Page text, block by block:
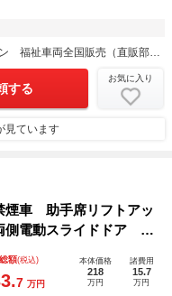
（株）オアシスジャパン 福祉車両全国販売（直販部・業販部）
する
お気に入り
見ています
車 助手席リフトアッ
電動スライドドア Ｌ
再生可能 両電動ド
対応 パワーウインド
額(税込)
7 万円
本体価格
218
万円
諸費用
15.7
万円